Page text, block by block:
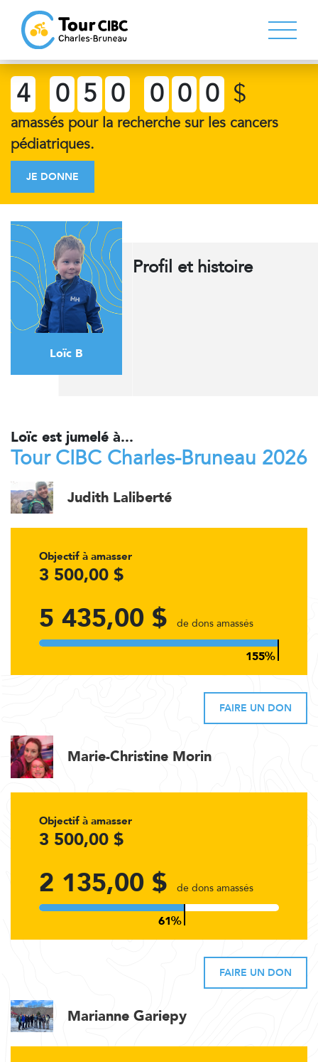
4 0 5 0 0 0 0 $
amassés pour la recherche sur les cancers
pédiatriques.
JE DONNE
Loïc B
Profil et histoire
Loïc est jumelé à...
Tour CIBC Charles-Bruneau 2026
Judith Laliberté
Objectif à amasser
3 500,00 $
5 435,00 $ de dons amassés
FAIRE UN DON
Marie-Christine Morin
Objectif à amasser
3 500,00 $
2 135,00 $ de dons amassés
FAIRE UN DON
Marianne Gariepy